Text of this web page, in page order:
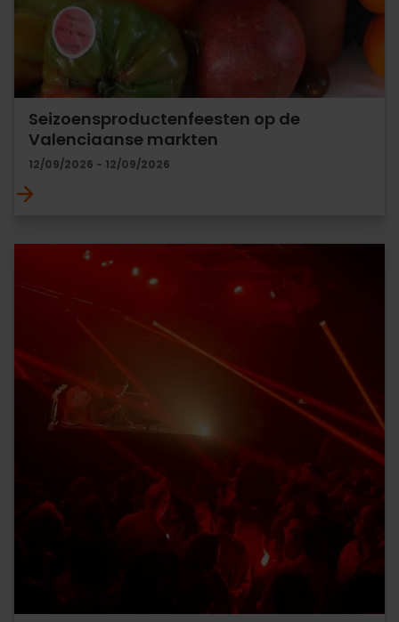
Seizoensproductenfeesten op de
Valenciaanse markten
12/09/2026 - 12/09/2026